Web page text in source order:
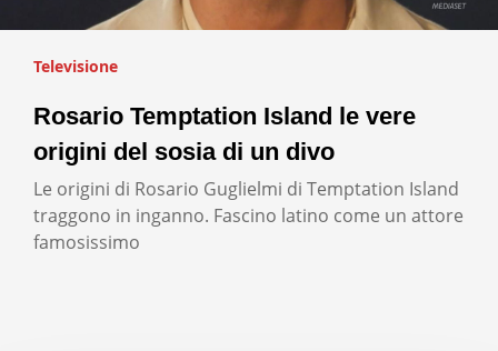
Televisione
Rosario Temptation Island le vere
origini del sosia di un divo
Le origini di Rosario Guglielmi di Temptation Island
traggono in inganno. Fascino latino come un attore
famosissimo